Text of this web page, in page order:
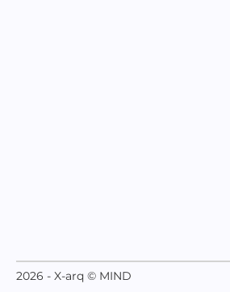
2026 - X-arq © MIND